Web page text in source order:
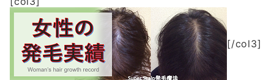
[/col3]